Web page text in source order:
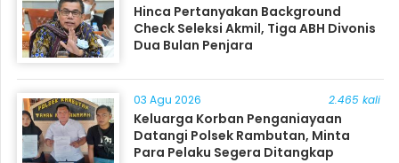
Hinca Pertanyakan Background
Check Seleksi Akmil, Tiga ABH Divonis
Dua Bulan Penjara
03 Agu 2026 2.465 kali
Keluarga Korban Penganiayaan
Datangi Polsek Rambutan, Minta
Para Pelaku Segera Ditangkap